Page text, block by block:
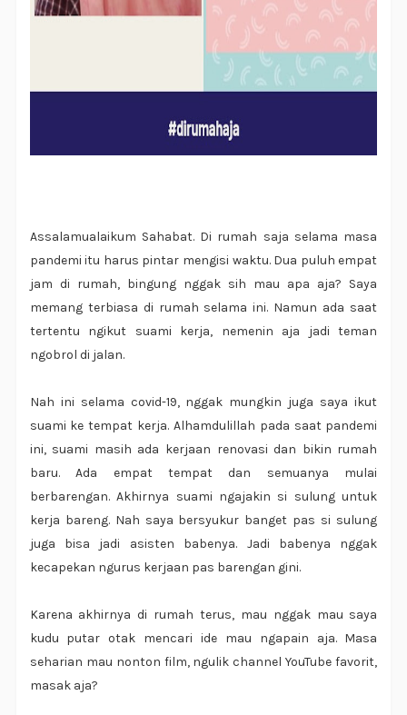
Assalamualaikum Sahabat. Di rumah saja selama masa
pandemi itu harus pintar mengisi waktu. Dua puluh empat
jam di rumah, bingung nggak sih mau apa aja? Saya
memang terbiasa di rumah selama ini. Namun ada saat
tertentu ngikut suami kerja, nemenin aja jadi teman
ngobrol di jalan.
Nah ini selama covid-19, nggak mungkin juga saya ikut
suami ke tempat kerja. Alhamdulillah pada saat pandemi
ini, suami masih ada kerjaan renovasi dan bikin rumah
baru. Ada empat tempat dan semuanya mulai
berbarengan. Akhirnya suami ngajakin si sulung untuk
kerja bareng. Nah saya bersyukur banget pas si sulung
juga bisa jadi asisten babenya. Jadi babenya nggak
kecapekan ngurus kerjaan pas barengan gini.
Karena akhirnya di rumah terus, mau nggak mau saya
kudu putar otak mencari ide mau ngapain aja. Masa
seharian mau nonton film, ngulik channel YouTube favorit,
masak aja?